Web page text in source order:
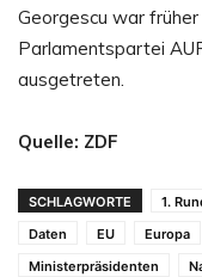
Georgescu war
Parlamentspartei
ausgetreten.
Quelle: ZDF
SCHLAGWORTE 1.
Daten
EU Europa
Ministerpräsidenten